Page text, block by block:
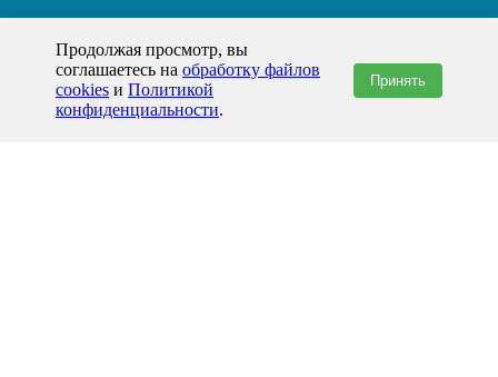
Продолжая просмотр, вы
соглашаетесь на обработку файлов
cookies и Политикой
конфиденциальности.
Принять